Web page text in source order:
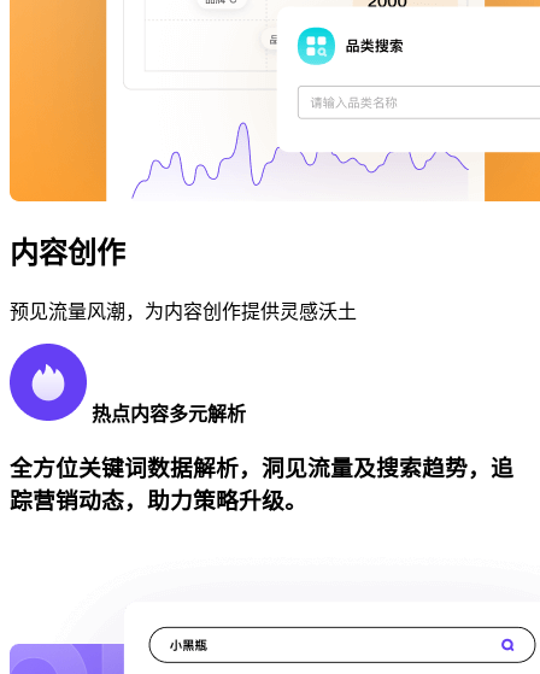
内容创作
预见流量风潮，为内容创作提供灵感沃土
热点内容多元解析
全方位关键词数据解析，洞见流量及搜索趋势，追
踪营销动态，助力策略升级。